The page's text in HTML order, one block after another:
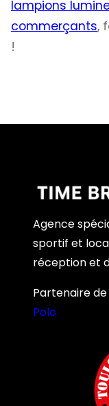
lampions
commerçants,
!
Agence
sportif et
réception et
Partenaire de
Polo